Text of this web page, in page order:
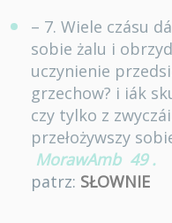
– 7. Wiele czásu
sobie żalu i
uczynienie
grzechow? i iák
czy tylko z
przełożywszy
MorawAmb 49 .
patrz: SŁOWNIE